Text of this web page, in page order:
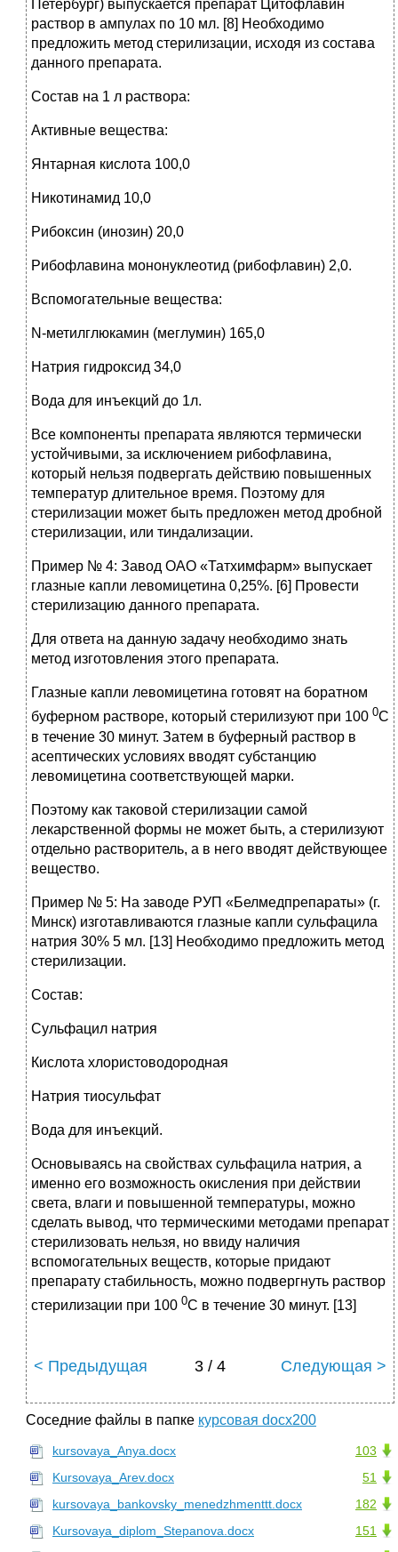
Петербург) выпускается препарат Цитофлавин
раствор в ампулах по 10 мл. [8] Необходимо
предложить метод стерилизации, исходя из состава
данного препарата.
Состав на 1 л раствора:
Активные вещества:
Янтарная кислота 100,0
Никотинамид 10,0
Рибоксин (инозин) 20,0
Рибофлавина мононуклеотид (рибофлавин) 2,0.
Вспомогательные вещества:
N-метилглюкамин (меглумин) 165,0
Натрия гидроксид 34,0
Вода для инъекций до 1л.
Все компоненты препарата являются термически
устойчивыми, за исключением рибофлавина,
который нельзя подвергать действию повышенных
температур длительное время. Поэтому для
стерилизации может быть предложен метод дробной
стерилизации, или тиндализации.
Пример № 4: Завод ОАО «Татхимфарм» выпускает
глазные капли левомицетина 0,25%. [6] Провести
стерилизацию данного препарата.
Для ответа на данную задачу необходимо знать
метод изготовления этого препарата.
Глазные капли левомицетина готовят на боратном
буферном растворе, который стерилизуют при 100 0С
в течение 30 минут. Затем в буферный раствор в
асептических условиях вводят субстанцию
левомицетина соответствующей марки.
Поэтому как таковой стерилизации самой
лекарственной формы не может быть, а стерилизуют
отдельно растворитель, а в него вводят действующее
вещество.
Пример № 5: На заводе РУП «Белмедпрепараты» (г.
Минск) изготавливаются глазные капли сульфацила
натрия 30% 5 мл. [13] Необходимо предложить метод
стерилизации.
Состав:
Сульфацил натрия
Кислота хлористоводородная
Натрия тиосульфат
Вода для инъекций.
Основываясь на свойствах сульфацила натрия, а
именно его возможность окисления при действии
света, влаги и повышенной температуры, можно
сделать вывод, что термическими методами препарат
стерилизовать нельзя, но ввиду наличия
вспомогательных веществ, которые придают
препарату стабильность, можно подвергнуть раствор
стерилизации при 100 0С в течение 30 минут. [13]
< Предыдущая 3 / 4 Следующая >
Соседние файлы в папке курсовая docx200
103
kursovaya_Anya.docx
51
Kursovaya_Arev.docx
182
kursovaya_bankovsky_menedzhmenttt.docx
151
Kursovaya_diplom_Stepanova.docx